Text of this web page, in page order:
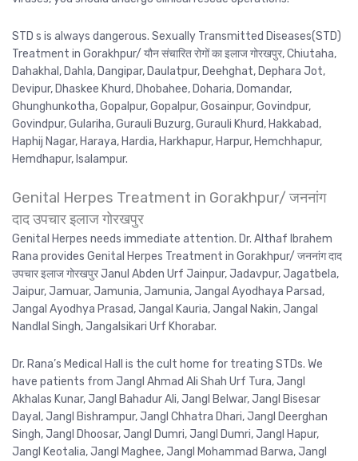
STD s is always dangerous. Sexually Transmitted Diseases(STD)
Treatment in Gorakhpur/ यौन संचारित रोगों का इलाज गोरखपुर, Chiutaha,
Dahakhal, Dahla, Dangipar, Daulatpur, Deehghat, Dephara Jot,
Devipur, Dhaskee Khurd, Dhobahee, Doharia, Domandar,
Ghunghunkotha, Gopalpur, Gopalpur, Gosainpur, Govindpur,
Govindpur, Gulariha, Gurauli Buzurg, Gurauli Khurd, Hakkabad,
Haphij Nagar, Haraya, Hardia, Harkhapur, Harpur, Hemchhapur,
Hemdhapur, Isalampur.
Genital Herpes Treatment in Gorakhpur/ जननांग
दाद उपचार इलाज गोरखपुर
Genital Herpes needs immediate attention. Dr. Althaf Ibrahem
Rana provides Genital Herpes Treatment in Gorakhpur/ जननांग दाद
उपचार इलाज गोरखपुर Janul Abden Urf Jainpur, Jadavpur, Jagatbela,
Jaipur, Jamuar, Jamunia, Jamunia, Jangal Ayodhaya Parsad,
Jangal Ayodhya Prasad, Jangal Kauria, Jangal Nakin, Jangal
Nandlal Singh, Jangalsikari Urf Khorabar.
Dr. Rana’s Medical Hall is the cult home for treating STDs. We
have patients from Jangl Ahmad Ali Shah Urf Tura, Jangl
Akhalas Kunar, Jangl Bahadur Ali, Jangl Belwar, Jangl Bisesar
Dayal, Jangl Bishrampur, Jangl Chhatra Dhari, Jangl Deerghan
Singh, Jangl Dhoosar, Jangl Dumri, Jangl Dumri, Jangl Hapur,
Jangl Keotalia, Jangl Maghee, Jangl Mohammad Barwa, Jangl